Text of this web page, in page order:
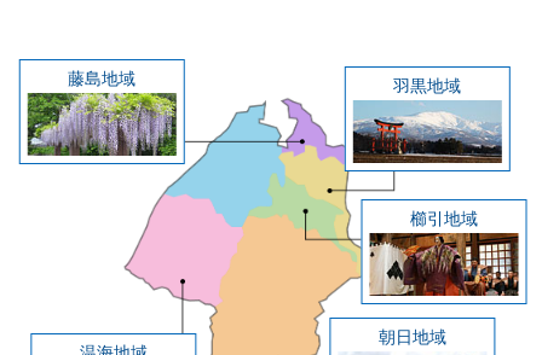
藤島地域 羽黒地域
櫛引地域
朝日地域